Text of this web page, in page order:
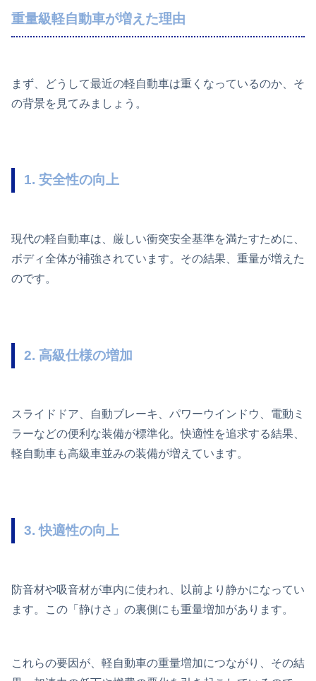
重量級軽自動車が増えた理由
まず、どうして最近の軽自動車は重くなっているのか、そ
の背景を見てみましょう。
1. 安全性の向上
現代の軽自動車は、厳しい衝突安全基準を満たすために、
ボディ全体が補強されています。その結果、重量が増えた
のです。
2. 高級仕様の増加
スライドドア、自動ブレーキ、パワーウインドウ、電動ミ
ラーなどの便利な装備が標準化。快適性を追求する結果、
軽自動車も高級車並みの装備が増えています。
3. 快適性の向上
防音材や吸音材が車内に使われ、以前より静かになってい
ます。この「静けさ」の裏側にも重量増加があります。
これらの要因が、軽自動車の重量増加につながり、その結